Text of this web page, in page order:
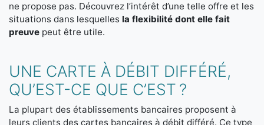
ne propose pas. Découvrez l’intérêt d’une telle offre et les
situations dans lesquelles la flexibilité dont elle fait
preuve peut être utile.
UNE CARTE À DÉBIT DIFFÉRÉ,
QU’EST-CE QUE C’EST ?
La plupart des établissements bancaires proposent à
leurs clients des cartes bancaires à débit différé. Ce type